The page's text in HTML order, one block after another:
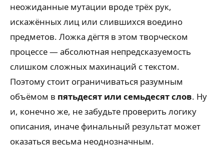
неожиданные мутации вроде трёх рук,
искажённых лиц или слившихся воедино
предметов. Ложка дёгтя в этом творческом
процессе — абсолютная непредсказуемость
слишком сложных махинаций с текстом.
Поэтому стоит ограничиваться разумным
объёмом в пятьдесят или семьдесят слов. Ну
и, конечно же, не забудьте проверить логику
описания, иначе финальный результат может
оказаться весьма неоднозначным.